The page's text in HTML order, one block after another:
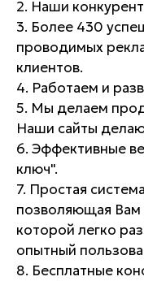
2. Наши
3. Более 430
проводимых
клиентов.
4. Работаем и
5. Мы делаем
Наши сайты
6. Эффективные
ключ".
7. Простая
позволяющая Вам
которой легко
опытный
8. Бесплатные